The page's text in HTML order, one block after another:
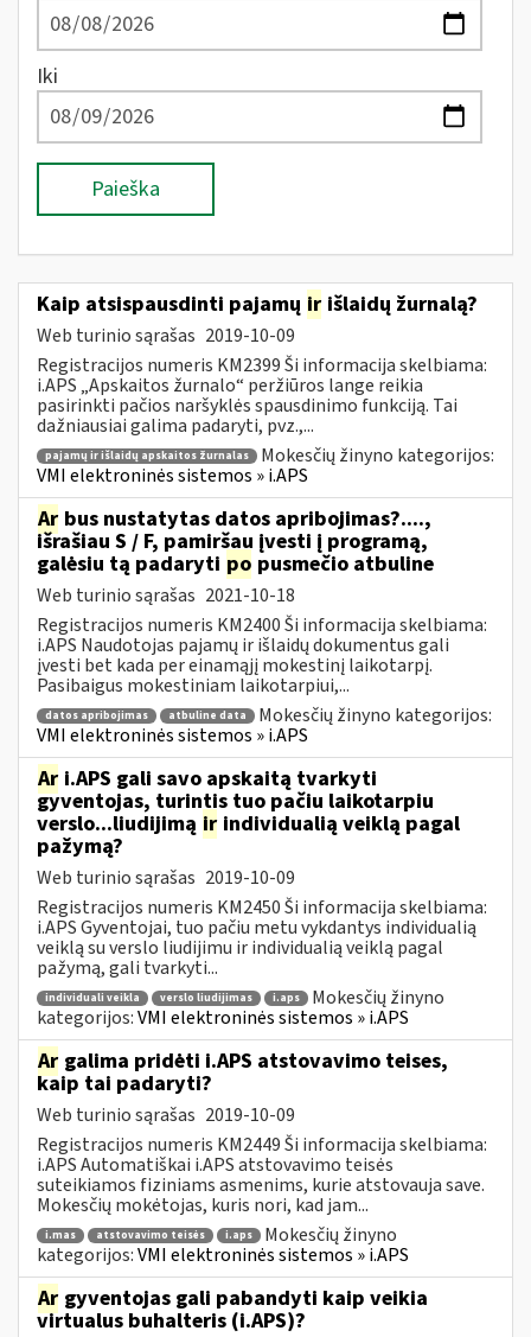
Iki
Paieška
Kaip atsispausdinti pajamų ir išlaidų žurnalą?
Web turinio sąrašas 2019-10-09
Registracijos numeris KM2399 Ši informacija skelbiama:
i.APS „Apskaitos žurnalo“ peržiūros lange reikia
pasirinkti pačios naršyklės spausdinimo funkciją. Tai
dažniausiai galima padaryti, pvz.,...
pajamų ir išlaidų apskaitos žurnalas
Mokesčių žinyno kategorijos:
VMI elektroninės sistemos » i.APS
Ar bus nustatytas datos apribojimas?....,
išrašiau S / F, pamiršau įvesti į programą,
galėsiu tą padaryti po pusmečio atbuline
Web turinio sąrašas 2021-10-18
Registracijos numeris KM2400 Ši informacija skelbiama:
i.APS Naudotojas pajamų ir išlaidų dokumentus gali
įvesti bet kada per einamąjį mokestinį laikotarpį.
Pasibaigus mokestiniam laikotarpiui,...
datos apribojimas atbuline data
Mokesčių žinyno kategorijos:
VMI elektroninės sistemos » i.APS
Ar i.APS gali savo apskaitą tvarkyti
gyventojas, turintis tuo pačiu laikotarpiu
verslo...liudijimą ir individualią veiklą pagal
pažymą?
Web turinio sąrašas 2019-10-09
Registracijos numeris KM2450 Ši informacija skelbiama:
i.APS Gyventojai, tuo pačiu metu vykdantys individualią
veiklą su verslo liudijimu ir individualią veiklą pagal
pažymą, gali tvarkyti...
individuali veikla verslo liudijimas i.aps
Mokesčių žinyno
kategorijos:VMI elektroninės sistemos » i.APS
Ar galima pridėti i.APS atstovavimo teises,
kaip tai padaryti?
Web turinio sąrašas 2019-10-09
Registracijos numeris KM2449 Ši informacija skelbiama:
i.APS Automatiškai i.APS atstovavimo teisės
suteikiamos fiziniams asmenims, kurie atstovauja save.
Mokesčių mokėtojas, kuris nori, kad jam...
i.mas atstovavimo teisės i.aps
Mokesčių žinyno
kategorijos:VMI elektroninės sistemos » i.APS
Ar gyventojas gali pabandyti kaip veikia
virtualus buhalteris (i.APS)?